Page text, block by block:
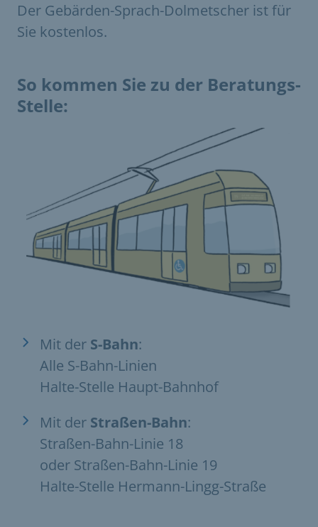
Der Gebärden-Sprach-Dolmetscher ist für
Sie kostenlos.
So kommen Sie zu der Beratungs-
Stelle:
Mit der S-Bahn:
Alle S-Bahn-Linien
Halte-Stelle Haupt-Bahnhof
Mit der Straßen-Bahn:
Straßen-Bahn-Linie 18
oder Straßen-Bahn-Linie 19
Halte-Stelle Hermann-Lingg-Straße